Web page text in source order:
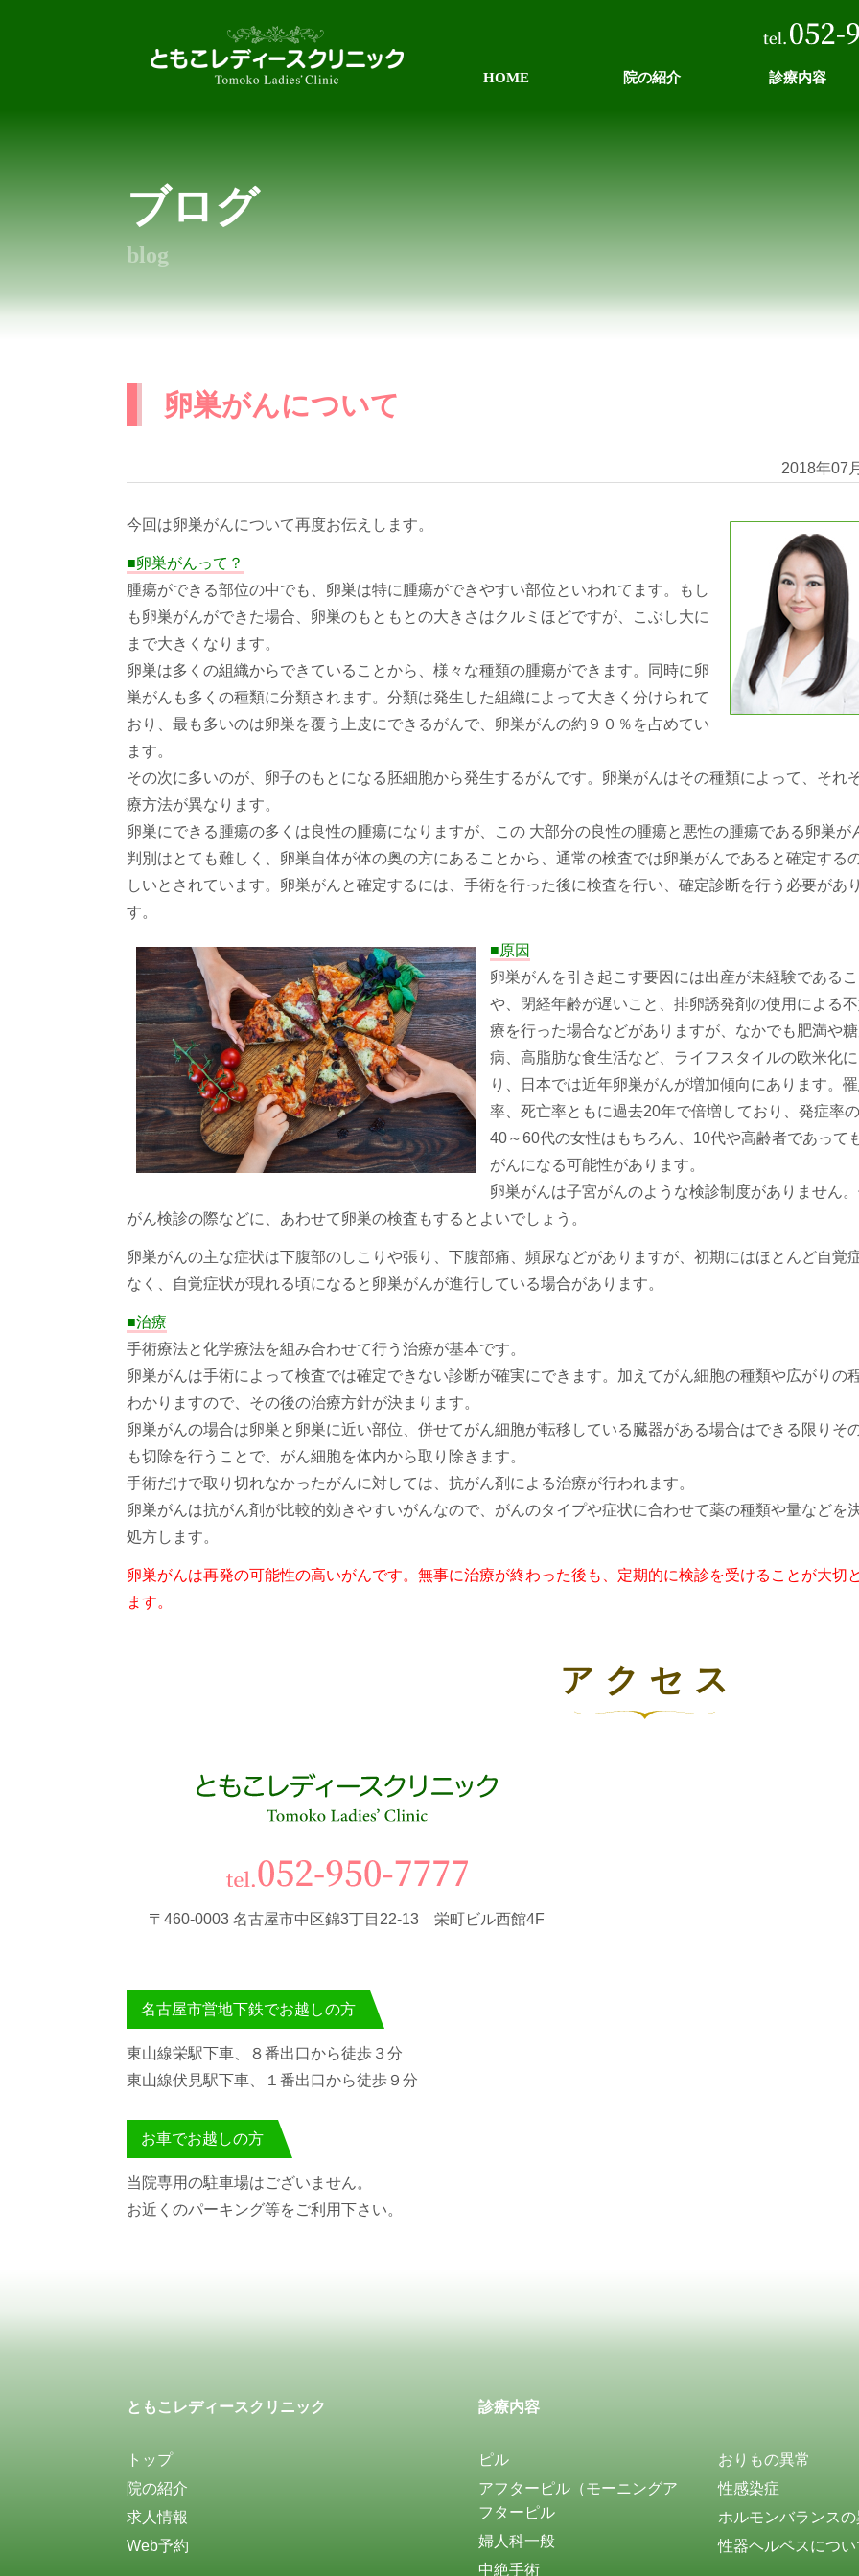
HOME 院の紹介 診療内容
ブログ
blog
卵巣がんについて
2018年07
今回は卵巣がんについて再度お伝えします。
■卵巣がんって？
腫瘍ができる部位の中でも、卵巣は特に腫瘍ができやすい部位といわれてます。もし
も卵巣がんができた場合、卵巣のもともとの大きさはクルミほどですが、こぶし大に
まで大きくなります。
卵巣は多くの組織からできていることから、様々な種類の腫瘍ができます。同時に卵
巣がんも多くの種類に分類されます。分類は発生した組織によって大きく分けられて
おり、最も多いのは卵巣を覆う上皮にできるがんで、卵巣がんの約９０％を占めてい
ます。
その次に多いのが、卵子のもとになる胚細胞から発生するがんです。卵巣がんはその種類によって、それ
療方法が異なります。
卵巣にできる腫瘍の多くは良性の腫瘍になりますが、この 大部分の良性の腫瘍と悪性の腫瘍である卵巣が
判別はとても難しく、卵巣自体が体の奥の方にあることから、通常の検査では卵巣がんであると確定する
しいとされています。卵巣がんと確定するには、手術を行った後に検査を行い、確定診断を行う必要があ
す。
■原因
卵巣がんを引き起こす要因には出産が未経験であるこ
や、閉経年齢が遅いこと、排卵誘発剤の使用による
療を行った場合などがありますが、なかでも肥満や糖
病、高脂肪な食生活など、ライフスタイルの欧米化に
り、日本では近年卵巣がんが増加傾向にあります。罹
率、死亡率ともに過去20年で倍増しており、発症率
40～60代の女性はもちろん、10代や高齢者であって
がんになる可能性があります。
卵巣がんは子宮がんのような検診制度がありません
がん検診の際などに、あわせて卵巣の検査もするとよいでしょう。
卵巣がんの主な症状は下腹部のしこりや張り、下腹部痛、頻尿などがありますが、初期にはほとんど自覚
なく、自覚症状が現れる頃になると卵巣がんが進行している場合があります。
■治療
手術療法と化学療法を組み合わせて行う治療が基本です。
卵巣がんは手術によって検査では確定できない診断が確実にできます。加えてがん細胞の種類や広がりの
わかりますので、その後の治療方針が決まります。
卵巣がんの場合は卵巣と卵巣に近い部位、併せてがん細胞が転移している臓器がある場合はできる限りそ
も切除を行うことで、がん細胞を体内から取り除きます。
手術だけで取り切れなかったがんに対しては、抗がん剤による治療が行われます。
卵巣がんは抗がん剤が比較的効きやすいがんなので、がんのタイプや症状に合わせて薬の種類や量などを
処方します。
卵巣がんは再発の可能性の高いがんです。無事に治療が終わった後も、定期的に検診を受けることが大切
ます。
アクセス
〒460-0003 名古屋市中区錦3丁目22-13 栄町ビル西館4F
名古屋市営地下鉄でお越しの方
東山線栄駅下車、８番出口から徒歩３分
東山線伏見駅下車、１番出口から徒歩９分
お車でお越しの方
当院専用の駐車場はございません。
お近くのパーキング等をご利用下さい。
ともこレディースクリニック
トップ
院の紹介
求人情報
Web予約
診療内容
ピル
アフターピル（モーニングア
フターピル
婦人科一般
中絶手術
おりもの異常
性感染症
ホルモンバランスの
性器ヘルペスについ